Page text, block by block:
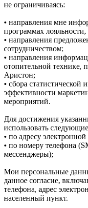
не ограничиваясь:
• направления мне
программах
• направления
сотрудничеством;
• направления
отопительной технике,
Аристон;
• сбора
эффективности
мероприятий.
Для достижения
использовать
• по адресу
• по номеру телефона
мессенджеры);
Мои персональные
данное согласие,
телефона, адрес
населенный пункт.